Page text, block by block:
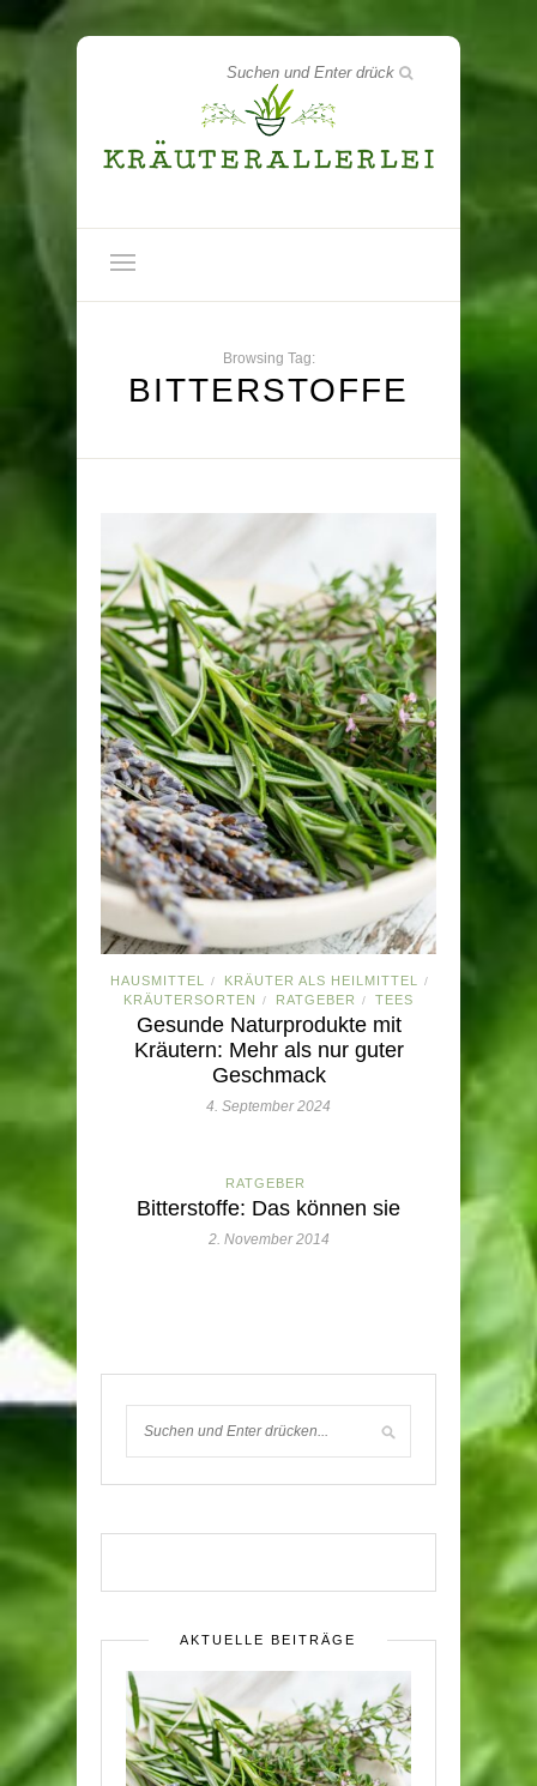
Browsing Tag:
BITTERSTOFFE
HAUSMITTEL / KRÄUTER ALS HEILMITTEL /
KRÄUTERSORTEN / RATGEBER / TEES
Gesunde Naturprodukte mit
Kräutern: Mehr als nur guter
Geschmack
4. September 2024
RATGEBER
Bitterstoffe: Das können sie
2. November 2014
AKTUELLE BEITRÄGE